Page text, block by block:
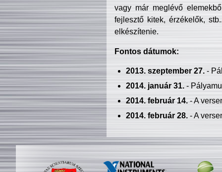
vagy már meglévő
fejlesztő kitek, érzékelők,
elkészítenie.
Fontos dátumok:
2013. szeptember 27.-
2014. január 31.-
2014. február 14.- A
2014. február 28.- A